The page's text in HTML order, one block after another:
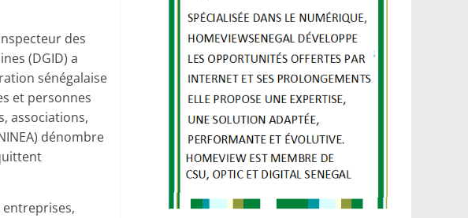
des
(DGID) a
sénégalaise
et personnes
associations,
dénombre
entreprises,